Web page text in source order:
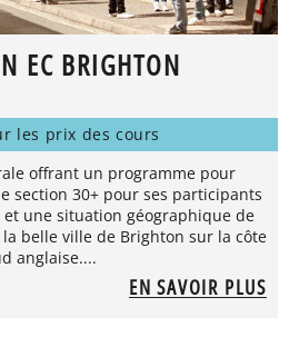
EC BRIGHTON
les prix des cours
offrant un programme pour
section 30+ pour ses participants
une situation géographique de
belle ville de Brighton sur la côte
anglaise....
EN SAVOIR PLUS